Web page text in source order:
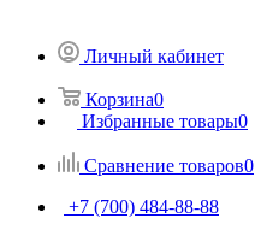
Личный кабинет
Корзина0
Избранные товары0
Сравнение товаров0
+7 (700) 484-88-88